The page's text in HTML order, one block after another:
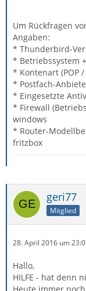
Um Rückfragen
Angaben:
* Thunderbird-
* Betriebssystem
* Kontenart (POP
* Postfach-
* Eingesetzte
* Firewall
windows
* Router-
fritzbox
geri77
Mitglied
28. April 2016 um
Hallo,
HILFE - hat denn